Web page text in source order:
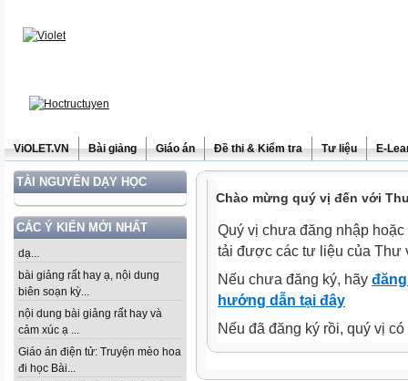
ViOLET.VN Bài giảng Giáo án Đề thi & Kiểm tra Tư liệu E-
TÀI NGUYÊN DẠY HỌC
CÁC Ý KIẾN MỚI NHẤT
dạ...
bài giảng rất hay ạ, nội dung
biên soạn kỳ...
nội dung bài giảng rất hay và
cảm xúc ạ ...
Giáo án điện tử: Truyện mèo hoa
đi học Bài...
Chào mừng quý vị đến với
Quý vị chưa đăng nhập
tải được các tư liệu của Thư
Nếu chưa đăng ký, hãy
hướng dẫn tại đây
Nếu đã đăng ký rồi, quý vị